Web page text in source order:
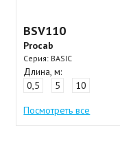
BSV110
Procab
Серия: BASIC
Длина, м:
0,5
5
10
Посмотреть все